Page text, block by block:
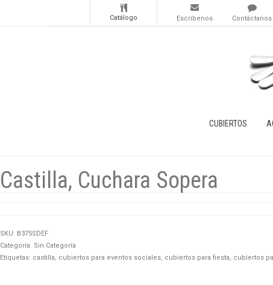
Contáctanos
Escríbenos
Catálogo
CUBIERTOS
Castilla, Cuchara Sopera
SKU: B375SDEF
Categoría: Sin Categoría
Etiquetas: castilla cubiertos para eventos sociales cubiertos para fiesta cubiertos